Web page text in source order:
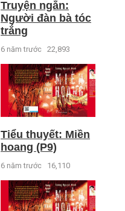
Truyện ngắn:
Người đàn bà tóc
trắng
6 năm trước 22,893
Tiểu thuyết: Miền
hoang (P9)
6 năm trước 16,110